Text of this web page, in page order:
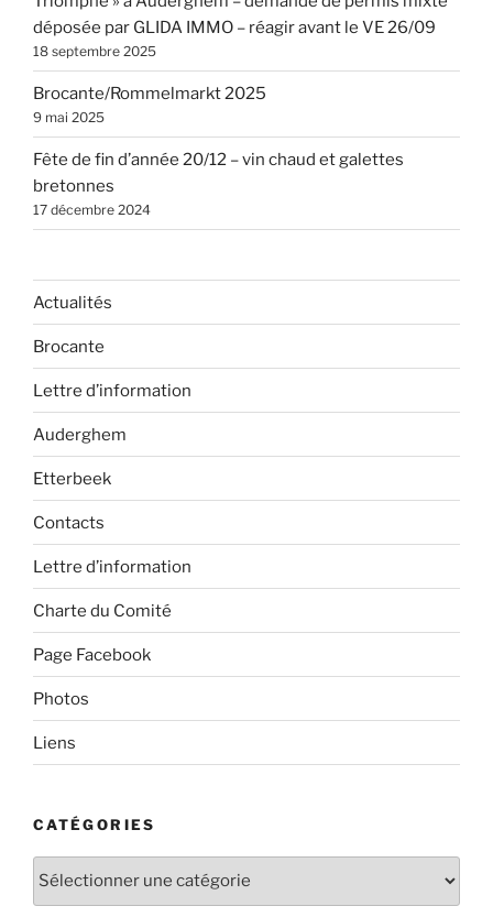
déposée par GLIDA IMMO – réagir avant le VE 26/09
18 septembre 2025
Brocante/Rommelmarkt 2025
9 mai 2025
Fête de fin d’année 20/12 – vin chaud et galettes
bretonnes
17 décembre 2024
Actualités
Brocante
Lettre d’information
Auderghem
Etterbeek
Contacts
Lettre d’information
Charte du Comité
Page Facebook
Photos
Liens
CATÉGORIES
Catégories